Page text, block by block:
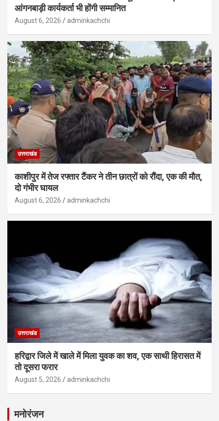
आंगनबाड़ी कार्यकर्ता भी होंगी सम्मानित
August 6, 2026 adminkachchi
उत्तराखंड
काशीपुर में तेज रफ्तार टैंकर ने तीन छात्रों को रौंदा, एक की मौत,
दो गंभीर घायल
August 6, 2026 adminkachchi
उत्तराखंड
हरिद्वार जिले में खाले में मिला युवक का शव, एक साथी हिरासत में
तो दूसरा फरार
August 5, 2026 adminkachchi
मनोरंजन